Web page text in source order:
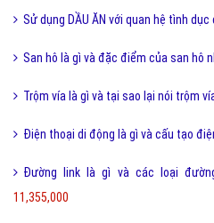
Sử dụng DẦU ĂN với quan hệ tình dục
San hô là gì và đặc điểm của san hô
Trộm vía là gì và tại sao lại nói trộm
Điện thoại di động là gì và cấu tạo
Đường link là gì và các loại
11,355,000